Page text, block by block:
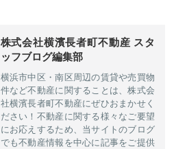
株式会社横濱長者町不動産 スタ
ッフブログ編集部
横浜市中区・南区周辺の賃貸や売買物
件など不動産に関することは、株式会
社横濱長者町不動産にぜひおまかせく
ださい！不動産に関する様々なご要望
にお応えするため、当サイトのブログ
でも不動産情報を中心に記事をご提供